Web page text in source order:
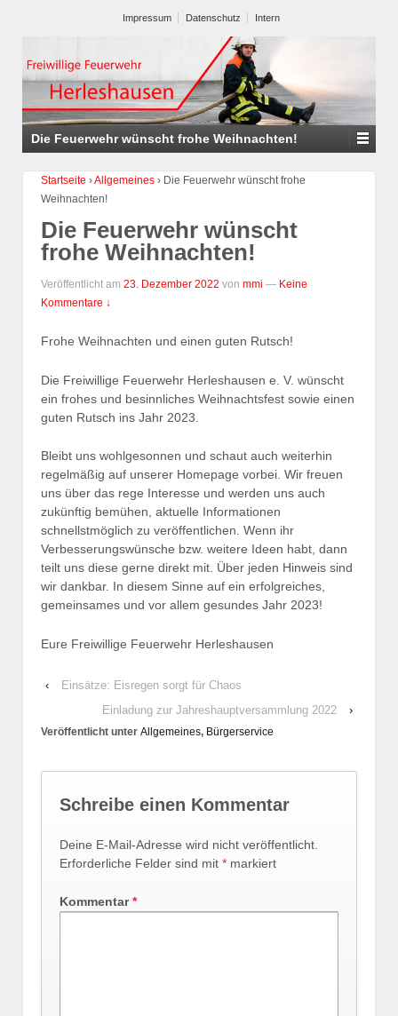
Impressum Datenschutz Intern
Die Feuerwehr wünscht frohe Weihnachten!
Startseite ›Allgemeines › Die Feuerwehr wünscht frohe
Weihnachten!
Die Feuerwehr wünscht
frohe Weihnachten!
Veröffentlicht am 23. Dezember 2022 von mmi — Keine
Kommentare ↓
Frohe Weihnachten und einen guten Rutsch!
Die Freiwillige Feuerwehr Herleshausen e. V. wünscht
ein frohes und besinnliches Weihnachtsfest sowie einen
guten Rutsch ins Jahr 2023.
Bleibt uns wohlgesonnen und schaut auch weiterhin
regelmäßig auf unserer Homepage vorbei. Wir freuen
uns über das rege Interesse und werden uns auch
zukünftig bemühen, aktuelle Informationen
schnellstmöglich zu veröffentlichen. Wenn ihr
Verbesserungswünsche bzw. weitere Ideen habt, dann
teilt uns diese gerne direkt mit. Über jeden Hinweis sind
wir dankbar. In diesem Sinne auf ein erfolgreiches,
gemeinsames und vor allem gesundes Jahr 2023!
Eure Freiwillige Feuerwehr Herleshausen
‹
Einsätze: Eisregen sorgt für Chaos
Einladung zur Jahreshauptversammlung 2022
›
Veröffentlicht unter Allgemeines, Bürgerservice
Schreibe einen Kommentar
Deine E-Mail-Adresse wird nicht veröffentlicht.
Erforderliche Felder sind mit * markiert
Kommentar*